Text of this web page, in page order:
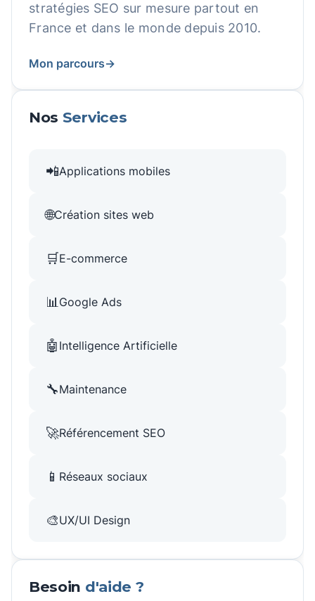
stratégies SEO sur mesure partout en
France et dans le monde depuis 2010.
Mon parcours→
Nos Services
📲Applications mobiles
🌐Création sites web
🛒E-commerce
📊Google Ads
🤖 Intelligence Artificielle
🔧Maintenance
🚀Référencement SEO
📱 Réseaux sociaux
🎨UX/UI Design
Besoin d'aide ?